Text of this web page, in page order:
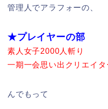
管理人でアラフォーの、
★プレイヤーの部
素人女子2000人斬り
一期一会思い出クリエイタ
んでもって